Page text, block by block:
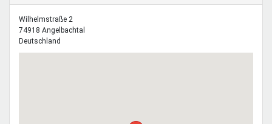
Wilhelmstraße 2
74918 Angelbachtal
Deutschland